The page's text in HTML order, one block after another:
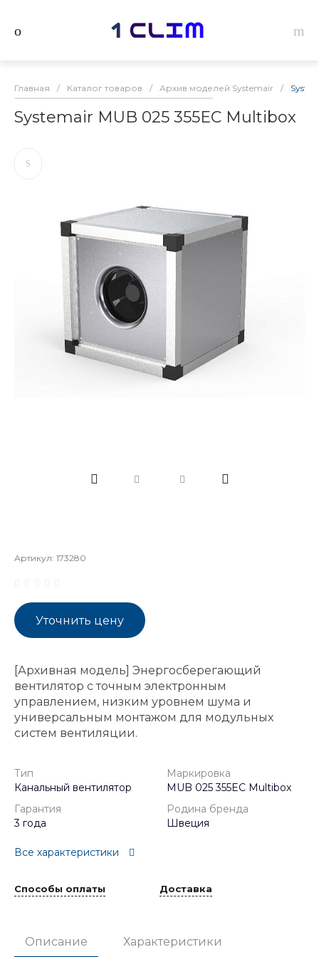
Главная / Каталог товаров / Архив моделей Systemair /
Systemair MUB 025 355EC Multibox
Артикул: 173280
Уточнить цену
[Архивная модель] Энергосберегающий
вентилятор с точным электронным
управлением, низким уровнем шума и
универсальным монтажом для модульных
систем вентиляции.
Тип
Канальный вентилятор
Маркировка
MUB 025 355EC Multibox
Гарантия
3 года
Родина бренда
Швеция
Все характеристики
Способы оплаты Доставка
Описание Характеристики